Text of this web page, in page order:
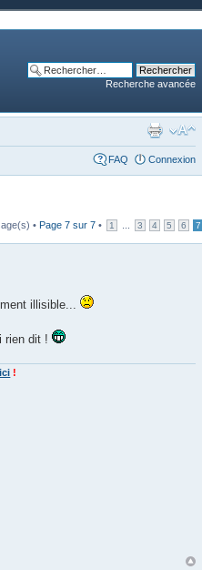
Recherche avancée
FAQ Connexion
• Page 7 sur 7 • 1 3 4 5 6 7
illisible...
rien dit !
ici !